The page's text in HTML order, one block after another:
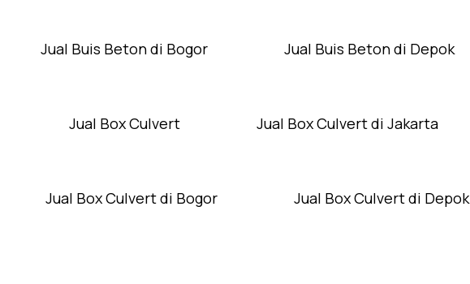
Jual Buis Beton di Bogor Jual Buis Beton di Depok
Jual Box Culvert Jual Box Culvert di Jakarta
Jual Box Culvert di Bogor Jual Box Culvert di Depok